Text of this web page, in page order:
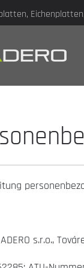
s.r.o.,